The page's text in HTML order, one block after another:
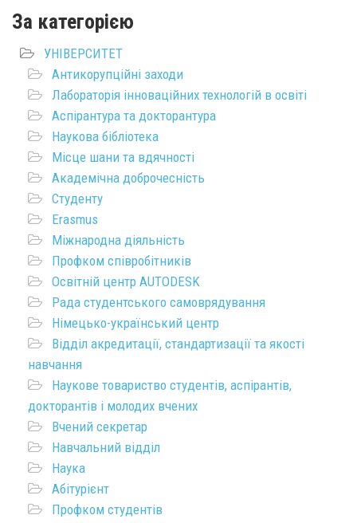
За категорією
УНІВЕРСИТЕТ
Антикорупційні заходи
Лабораторія інноваційних технологій в освіті
Аспірантура та докторантура
Наукова бібліотека
Місце шани та вдячності
Академічна доброчесність
Студенту
Erasmus
Міжнародна діяльність
Профком співробітників
Освітній центр AUTODESK
Рада студентського самоврядування
Німецько-український центр
Відділ акредитації, стандартизації та якості
навчання
Наукове товариство студентів, аспірантів,
докторантів і молодих вчених
Вчений секретар
Навчальний відділ
Наука
Абітурієнт
Профком студентів